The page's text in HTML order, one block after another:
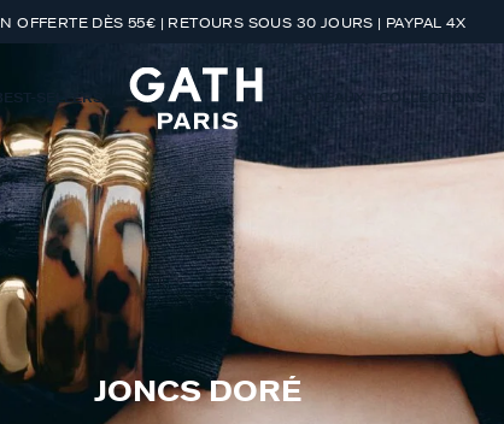
OFFERTE DÈS 55€ | RETOURS SOUS 30 JOURS | PAYPAL 4X
SELLERS COLLECTIONS
JONCS DORÉ